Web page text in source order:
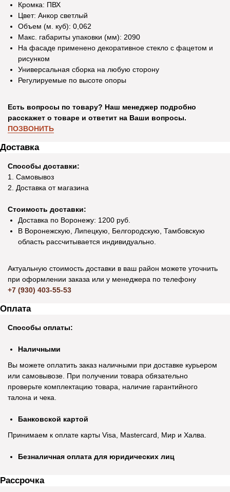
Кромка: ПВХ
Цвет: Анкор светлый
Объем (м. куб): 0,062
Макс. габариты упаковки (мм): 2090
На фасаде применено декоративное стекло с фацетом и
рисунком
Универсальная сборка на любую сторону
Регулируемые по высоте опоры
Есть вопросы по товару? Наш менеджер подробно
расскажет о товаре и ответит на Ваши вопросы.
ПОЗВОНИТЬ
Доставка
Способы доставки:
1. Самовывоз
2. Доставка от магазина
Стоимость доставки:
Доставка по Воронежу: 1200 руб.
В Воронежскую, Липецкую, Белгородскую, Тамбовскую
область рассчитывается индивидуально.
Актуальную стоимость доставки в ваш район можете уточнить
при оформлении заказа или у менеджера по телефону
+7 (930) 403-55-53
Оплата
Способы оплаты:
Наличными
Вы можете оплатить заказ наличными при доставке курьером
или самовывозе. При получении товара обязательно
проверьте комплектацию товара, наличие гарантийного
талона и чека.
Банковской картой
Принимаем к оплате карты Visa, Mastercard, Мир и Халва.
Безналичная оплата для юридических лиц
Рассрочка